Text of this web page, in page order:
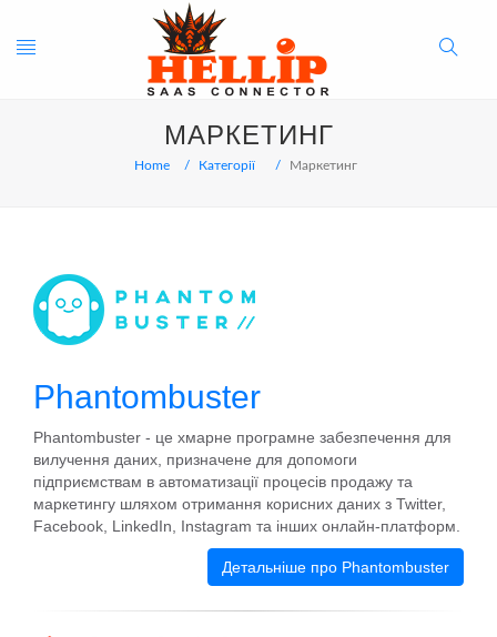
Toggle Search
МАРКЕТИНГ
Home Категорії Маркетинг
Phantombuster
Phantombuster - це хмарне програмне забезпечення для
вилучення даних, призначене для допомоги
підприємствам в автоматизації процесів продажу та
маркетингу шляхом отримання корисних даних з Twitter,
Facebook, LinkedIn, Instagram та інших онлайн-платформ.
Детальніше про Phantombuster